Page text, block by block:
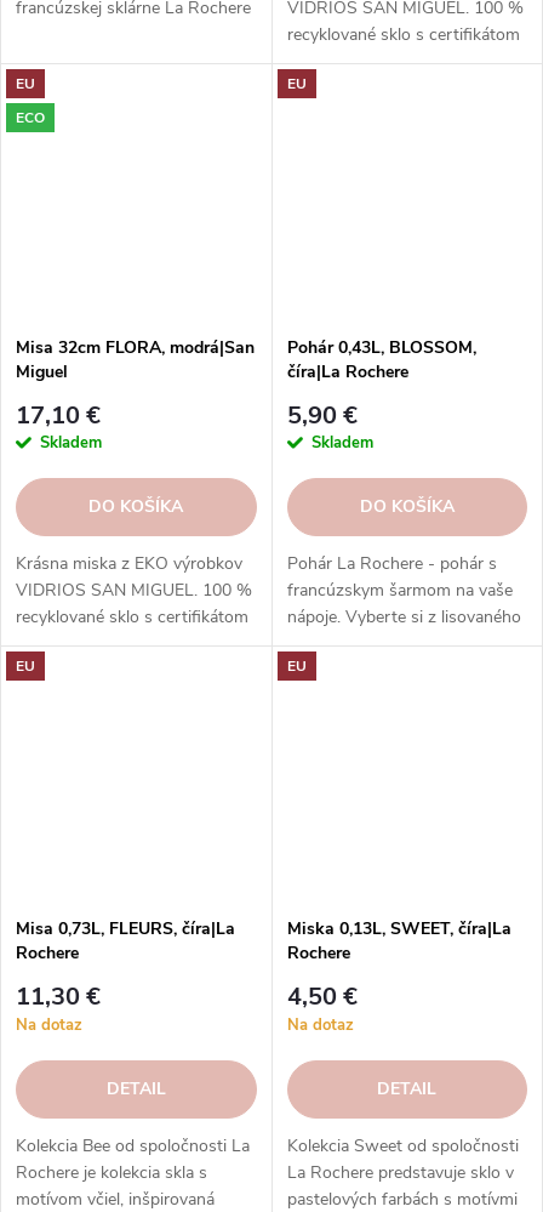
francúzskej sklárne La Rochere
VIDRIOS SAN MIGUEL. 100 %
recyklované sklo s certifikátom
GRS.
EU
ECO
Misa 32cm FLORA, modrá|San
Miguel
17,10 €
Skladem
DO KOŠÍKA
Krásna miska z EKO výrobkov
VIDRIOS SAN MIGUEL. 100 %
recyklované sklo s certifikátom
GRS.
EU
Pohár 0,43L, BLOSSOM,
číra|La Rochere
5,90 €
Skladem
DO KOŠÍKA
Pohár La Rochere - pohár s
francúzskym šarmom na vaše
nápoje. Vyberte si z lisovaného
alebo krištáľového skla, ktoré
má jedinečný vzhľad a pocit.
EU
Misa 0,73L, FLEURS, číra|La
Rochere
11,30 €
Na dotaz
DETAIL
Kolekcia Bee od spoločnosti La
Rochere je kolekcia skla s
motívom včiel, inšpirovaná
EU
Miska 0,13L, SWEET, číra|La
Rochere
4,50 €
Na dotaz
DETAIL
Kolekcia Sweet od spoločnosti
La Rochere predstavuje sklo v
pastelových farbách s motívmi